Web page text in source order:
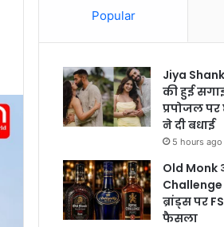
Popular
Jiya
की हुई
प्रपोजल
ने दी बधाई
5 hours ago
Old Monk
ब्रांड्स पर
फैसला